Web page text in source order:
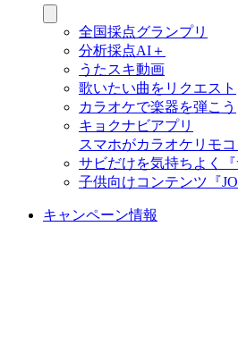
全国採点グランプリ
分析採点AI＋
うたスキ動画
歌いたい曲をリクエスト
カラオケで楽器を弾こう
キョクナビアプリ
スマホがカラオケリモ
サビだけを気持ちよく『
子供向けコンテンツ『
キャンペーン情報